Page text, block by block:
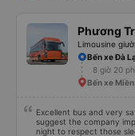
Phương
Limousine
Bến xe Đà
8 giờ 20
Bến xe Miền
Excellent bus and very
suggest the company
night to respect those